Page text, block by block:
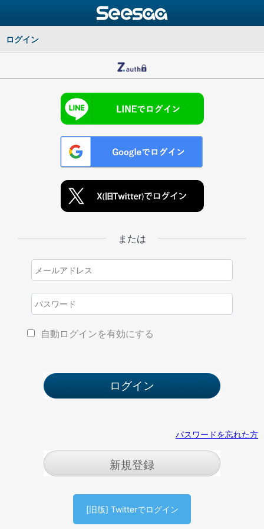
ログイン
または
自動ログインを有効にする
パスワードを忘れた方
新規登録
[旧版] Twitterでログイン